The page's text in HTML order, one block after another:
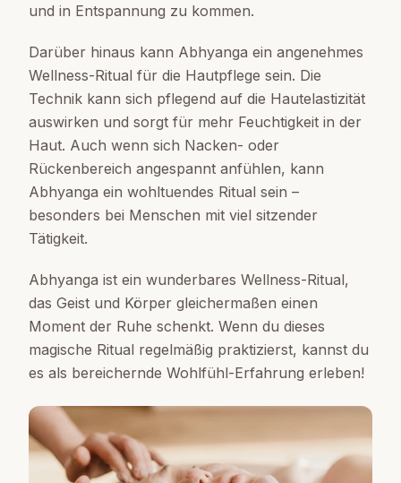
und in Entspannung zu kommen.
Darüber hinaus kann Abhyanga ein angenehmes
Wellness-Ritual für die Hautpflege sein. Die
Technik kann sich pflegend auf die Hautelastizität
auswirken und sorgt für mehr Feuchtigkeit in der
Haut. Auch wenn sich Nacken- oder
Rückenbereich angespannt anfühlen, kann
Abhyanga ein wohltuendes Ritual sein –
besonders bei Menschen mit viel sitzender
Tätigkeit.
Abhyanga ist ein wunderbares Wellness-Ritual,
das Geist und Körper gleichermaßen einen
Moment der Ruhe schenkt. Wenn du dieses
magische Ritual regelmäßig praktizierst, kannst du
es als bereichernde Wohlfühl-Erfahrung erleben!